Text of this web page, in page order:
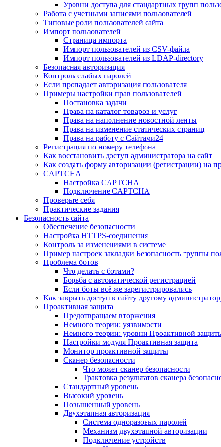
Уровни доступа для стандартных групп
Работа с учетными записями пользователей
Типовые роли пользователей сайта
Импорт пользователей
Страница импорта
Импорт пользователей из CSV-файла
Импорт пользователей из LDAP-directory
Безопасная авторизация
Контроль слабых паролей
Если пропадает авторизация пользователя
Примеры настройки прав пользователей
Постановка задачи
Права на каталог товаров и услуг
Права на наполнение новостной ленты
Права на изменение статических страниц
Права на работу с Сайтами24
Регистрация по номеру телефона
Как восстановить доступ администратора на сайт
Как создать форму авторизации (регистрации) на
CAPTCHA
Настройка CAPTCHA
Подключение CAPTCHA
Проверьте себя
Практические задания
Безопасность сайта
Обеспечение безопасности
Настройка HTTPS-соединения
Контроль за изменениями в системе
Пример настроек закладки Безопасность группы
Проблема ботов
Что делать с ботами?
Борьба с автоматической регистрацией
Если боты всё же зарегистрировались
Как закрыть доступ к сайту другому
Проактивная защита
Предотвращаем вторжения
Немного теории: уязвимости
Немного теории: уровни Проактивной
Настройки модуля Проактивная защита
Монитор проактивной защиты
Сканер безопасности
Что может сканер безопасности
Трактовка результатов сканера
Стандартный уровень
Высокий уровень
Повышенный уровень
Двухэтапная авторизация
Система одноразовых паролей
Механизм двухэтапной авторизации
Подключение устройств